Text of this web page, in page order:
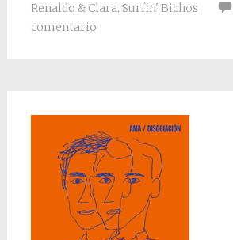
Renaldo & Clara, Surfin' Bichos
comentario